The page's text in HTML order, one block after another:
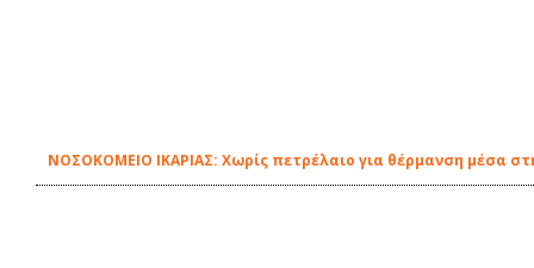
ΝΟΣΟΚΟΜΕΙΟ ΙΚΑΡΙΑΣ: Χωρίς πετρέλαιο για θέρμανση μέσα